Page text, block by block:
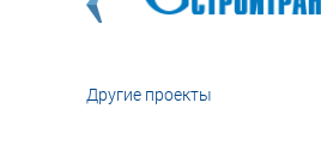
Другие проекты